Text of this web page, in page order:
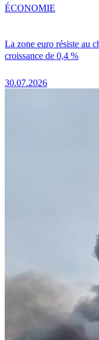
La zone euro résiste au
croissance de 0,4 %
30.07.2026
ÉCONOMIE